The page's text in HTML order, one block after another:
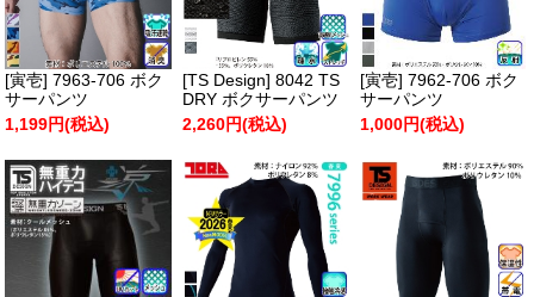
[寅壱] 7963-706 ボク
サーパンツ
1,199円(税込)
[TS Design] 8042 TS
DRY ボクサーパンツ
2,260円(税込)
[寅壱] 7962-706 ボク
サーパンツ
1,000円(税込)